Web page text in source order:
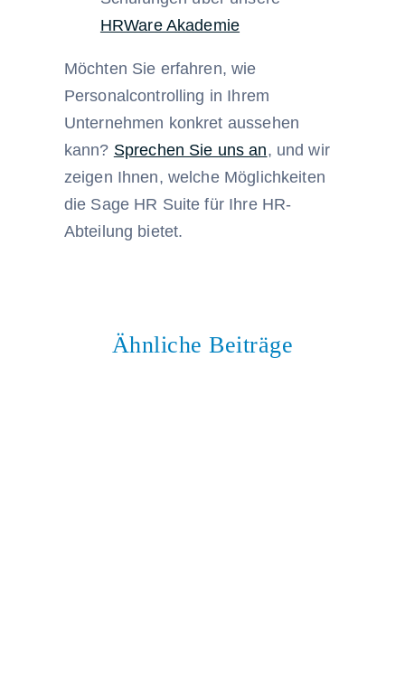
HRWare Akademie
Möchten Sie erfahren, wie
Personalcontrolling in Ihrem
Unternehmen konkret aussehen
kann? Sprechen Sie uns an, und wir
zeigen Ihnen, welche Möglichkeiten
die Sage HR Suite für Ihre HR-
Abteilung bietet.
Ähnliche Beiträge